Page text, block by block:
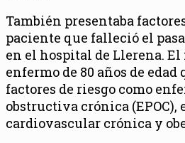
También presentaba
paciente que falleció el
en el hospital de Llerena.
enfermo de 80 años de
factores de riesgo como
obstructiva crónica (EPOC),
cardiovascular crónica y